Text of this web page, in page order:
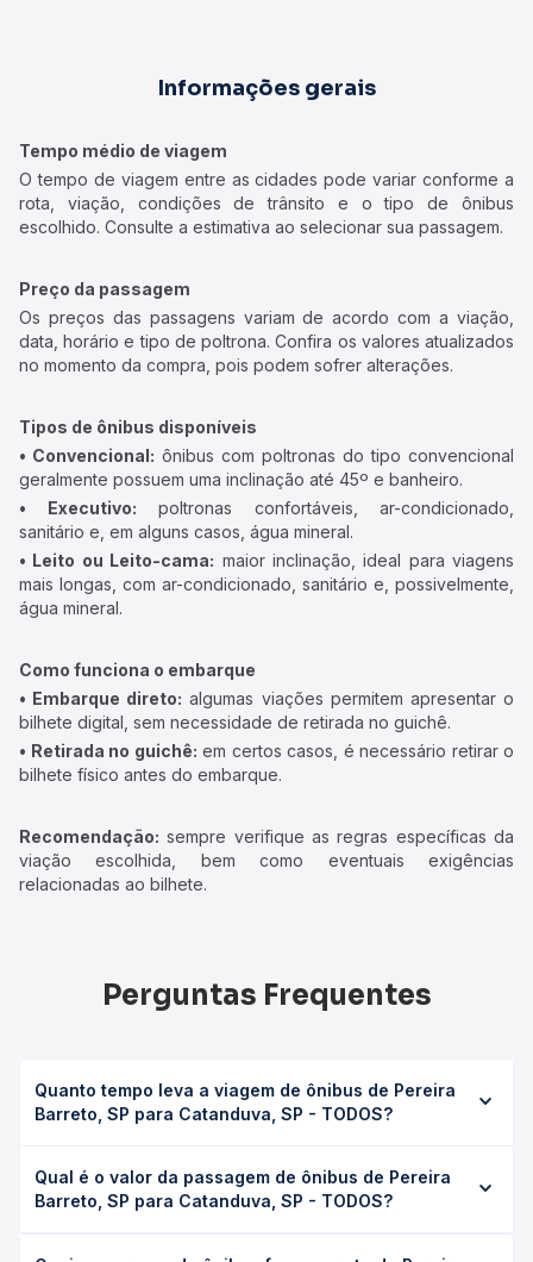
Informações gerais
Tempo médio de viagem
O tempo de viagem entre as cidades pode variar conforme a
rota, viação, condições de trânsito e o tipo de ônibus
escolhido. Consulte a estimativa ao selecionar sua passagem.
Preço da passagem
Os preços das passagens variam de acordo com a viação,
data, horário e tipo de poltrona. Confira os valores atualizados
no momento da compra, pois podem sofrer alterações.
Tipos de ônibus disponíveis
• Convencional: ônibus com poltronas do tipo convencional
geralmente possuem uma inclinação até 45º e banheiro.
• Executivo: poltronas confortáveis, ar-condicionado,
sanitário e, em alguns casos, água mineral.
• Leito ou Leito-cama: maior inclinação, ideal para viagens
mais longas, com ar-condicionado, sanitário e, possivelmente,
água mineral.
Como funciona o embarque
• Embarque direto: algumas viações permitem apresentar o
bilhete digital, sem necessidade de retirada no guichê.
• Retirada no guichê: em certos casos, é necessário retirar o
bilhete físico antes do embarque.
Recomendação: sempre verifique as regras específicas da
viação escolhida, bem como eventuais exigências
relacionadas ao bilhete.
Perguntas Frequentes
Quanto tempo leva a viagem de ônibus de Pereira
Barreto, SP para Catanduva, SP - TODOS?
Catanduva, SP - TODOS leva em média 0 horas, podendo
variar conforme a viação, o tipo de serviço (convencional,
Qual é o valor da passagem de ônibus de Pereira
Barreto, SP para Catanduva, SP - TODOS?